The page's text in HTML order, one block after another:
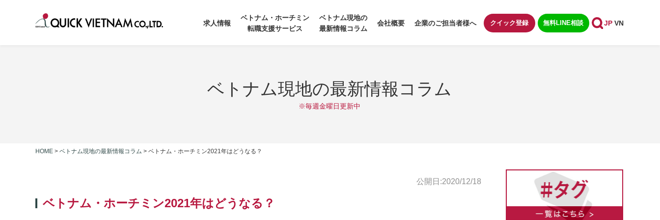
求人情報
ベトナム・ホーチミン
転職支援サービス
ベトナム現地の
最新情報コラム
会社概要 企業のご担当者様へ クイック登録 無料LINE相談 JP VN
ベトナム現地の最新情報コラム
※毎週金曜日更新中
HOME > ベトナム現地の最新情報コラム > ベトナム・ホーチミン2021年はどうなる？
公開日:2020/12/18
ベトナム・ホーチミン2021年はどうなる？